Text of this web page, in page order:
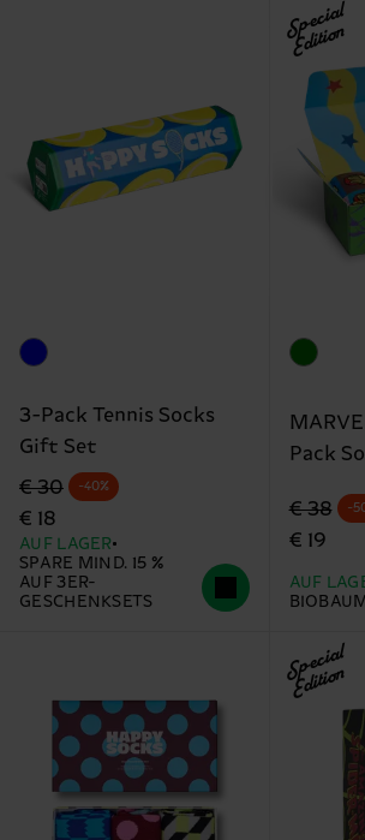
3-Pack Tennis Socks
Gift Set
Originalpreis
€ 30
Reduzierter Preis
€ 18
-40%
AUF LAGER
SPARE MIND. 15 %
AUF 3ER-
GESCHENKSETS
Special
Edition
Pack
€ 38
€ 19
-
AUF
Special
Edition